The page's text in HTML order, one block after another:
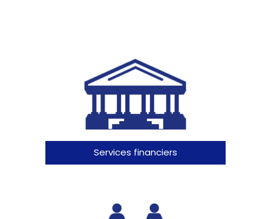
Services financiers